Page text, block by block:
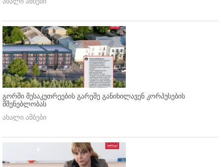
გორში მესაკუთრეების გარეშე განიხილავენ კორპუსების
მშენებლობას
ახალი ამბები